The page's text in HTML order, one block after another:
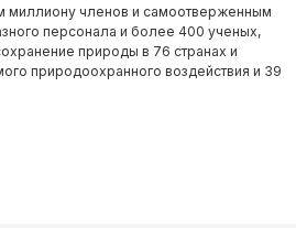
миллиону членов и самоотверженным
персонала и более 400 ученых,
природы в 76 странах и
природоохранного воздействия и 39